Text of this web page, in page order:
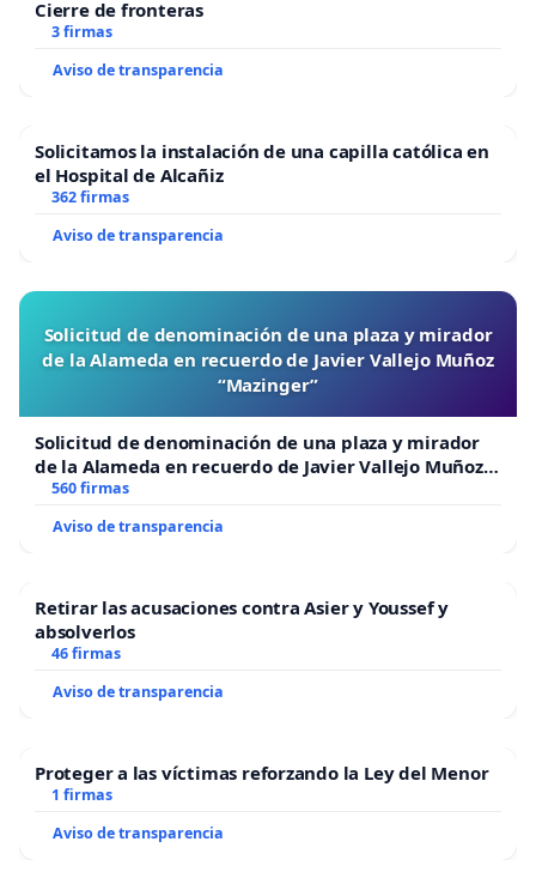
Cierre de fronteras
3 firmas
Aviso de transparencia
Solicitamos la instalación de una capilla católica en
el Hospital de Alcañiz
362 firmas
Aviso de transparencia
Solicitud de denominación de una plaza y mirador
de la Alameda en recuerdo de Javier Vallejo Muñoz
“Mazinger”
Solicitud de denominación de una plaza y mirador
de la Alameda en recuerdo de Javier Vallejo Muñoz
“Mazinger”
560 firmas
Aviso de transparencia
Retirar las acusaciones contra Asier y Youssef y
absolverlos
46 firmas
Aviso de transparencia
Proteger a las víctimas reforzando la Ley del Menor
1 firmas
Aviso de transparencia